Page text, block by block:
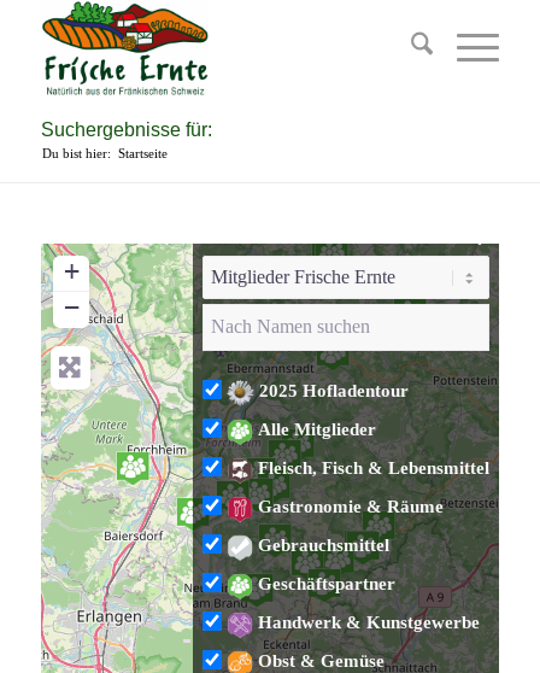
Suchergebnisse für:
Du bist hier: Startseite
+
−
2025 Hofladentour
Alle Mitglieder
Fleisch, Fisch & Lebensmittel
Gastronomie & Räume
Gebrauchsmittel
Geschäftspartner
Handwerk & Kunstgewerbe
Obst & Gemüse